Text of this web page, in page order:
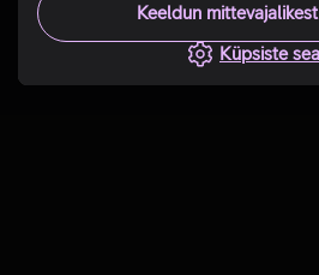
Keeldun
Küpsiste